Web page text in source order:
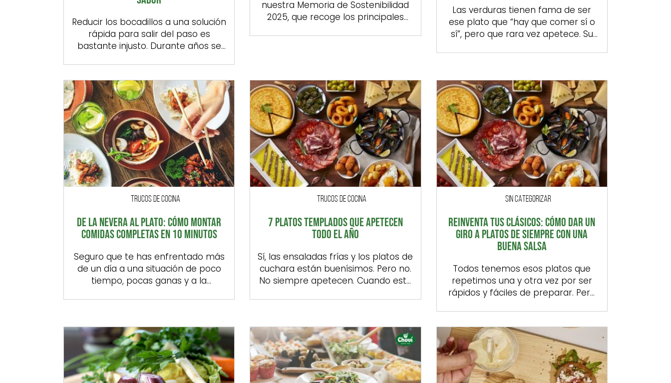
Reducir los bocadillos a una solución
rápida para salir del paso es
bastante injusto. Durante años se
para quienes no tienen tiempo para
cocinar, cuando la realidad es muy
distinta. Además de ser
tremendamente versátiles, los
bocadillos pueden convertirse en
una comida completa, equilibrada y
[…]
nuestra Memoria de Sostenibilidad
2025, que recoge los principales
con las expectativas de nuestros
grupos de interés. Este informe
muestra cómo seguimos
integrando la sostenibilidad en
nuestra estrategia empresarial,
impulsando iniciativas que generan
un […]
Las verduras tienen fama de ser
ese plato que “hay que comer sí o
sí”, pero que rara vez apetece. Su
están bien tratadas, en su punto, y
se ensalzan con el toque adecuado,
pueden convertirse en uno de los
[…]
DE LA NEVERA AL PLATO: CÓMO MONTAR
COMIDAS COMPLETAS EN 10 MINUTOS
TRUCOS DE COCINA
Seguro que te has enfrentado más
de un día a una situación de poco
tiempo, pocas ganas y a la
demostrarte que, con lo que tienes
por casa, puedes montar comidas
rápidas saludables sin […]
7 PLATOS TEMPLADOS QUE APETECEN
TODO EL AÑO
TRUCOS DE COCINA
Sí, las ensaladas frías y los platos de
cuchara están buenísimos. Pero no.
No siempre apetecen. Cuando esto
variadas y perfectas para disfrutar
durante cualquier época del año.
Como vamos a ver a lo largo de las
próximas líneas, hay […]
REINVENTA TUS CLÁSICOS: CÓMO DAR UN
GIRO A PLATOS DE SIEMPRE CON UNA
BUENA SALSA
SIN CATEGORIZAR
Todos tenemos esos platos que
repetimos una y otra vez por ser
rápidos y fáciles de preparar. Pero
con el tiempo dejan de ilusionarnos
y terminan sabiendo más a rutina
que a comida reconfortante. Algo
que es posible evitar jugando con
salsas que, […]